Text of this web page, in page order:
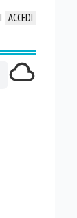
ACCEDI